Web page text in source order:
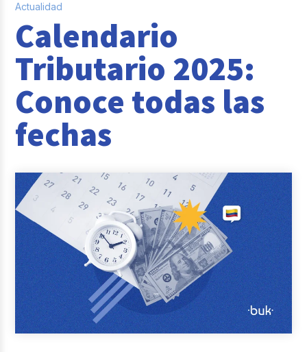
Pago de nómina
Buk
Transformación digital
Tendencias y Data
Reclutamiento y Selección
Columna del Experto
Entrevistas
Actualidad
Calendario
Tributario 2025:
Conoce todas las
fechas